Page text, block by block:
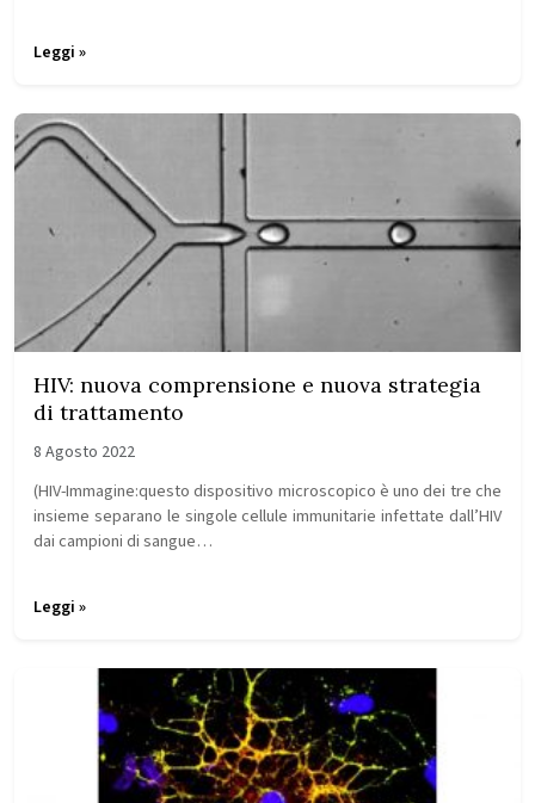
Leggi »
HIV: nuova comprensione e nuova strategia
di trattamento
8 Agosto 2022
(HIV-Immagine:questo dispositivo microscopico è uno dei tre che
insieme separano le singole cellule immunitarie infettate dall’HIV
dai campioni di sangue…
Leggi »